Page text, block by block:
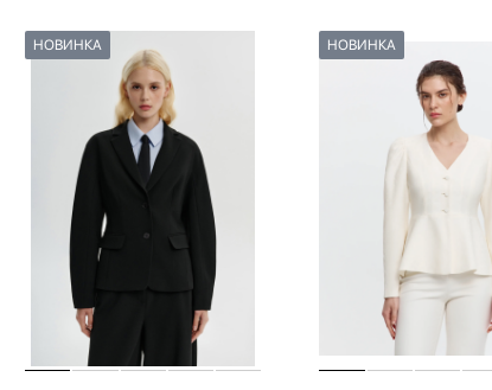
НОВИНКА НОВИНКА